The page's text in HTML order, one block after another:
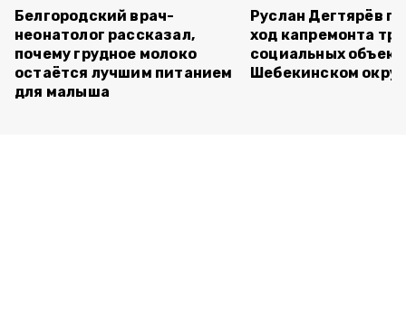
Белгородский врач-
неонатолог рассказал,
почему грудное молоко
остаётся лучшим питанием
для малыша
Руслан Дегтярёв
ход капремонта
социальных
Шебекинском